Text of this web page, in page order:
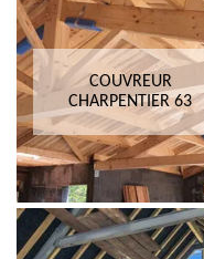
COUVREUR
CHARPENTIER 63